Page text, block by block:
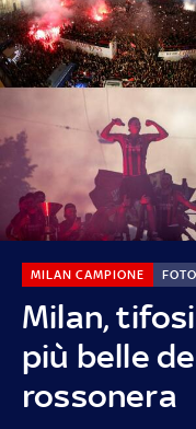
Milan,
più belle
rossonera
MILAN CAMPIONE